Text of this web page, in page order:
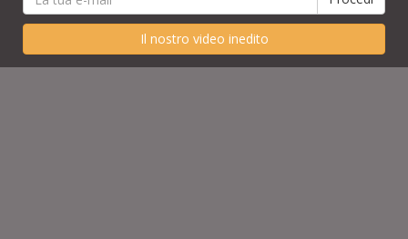
Il nostro video inedito